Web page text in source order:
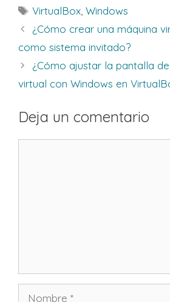
Etiquetas
VirtualBox ,Windows
¿Cómo crear una máquina
como sistema invitado?
¿Cómo ajustar la pantalla
virtual con Windows en
Deja un comentario
Nombre